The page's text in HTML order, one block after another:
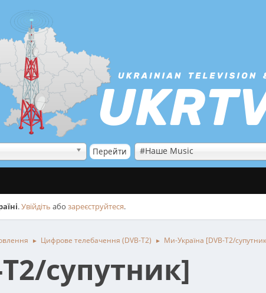
#Наше Music
.Увійдіть або зареєструйтеся.
► Цифрове телебачення (DVB-T2) ► Ми-Україна [DVB-T2/
супутник]